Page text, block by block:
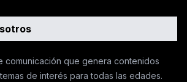
comunicación que genera contenidos
de interés para todas las edades.